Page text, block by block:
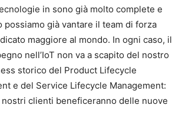
in sono già molto complete e
possiamo già vantare il team di forza
maggiore al mondo. In ogni caso, il
nell’IoT non va a scapito del nostro
storico del Product Lifecycle
e del Service Lifecycle Management:
clienti beneficeranno delle nuove